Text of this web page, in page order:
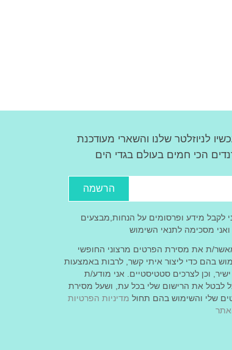
לניוזלטר שלנו והשארי מעודכנת
הכי חמים בעולם בגדי הים
הרשמה
לקבל מידע ופרסומים על הנחות,מבצעים
ואני מסכימה לתנאי השימוש
ת את מסירת הפרטים מרצוני החופשי
בהם כדי ליצור איתי קשר, לרבות באמצעות
ישיר, וכן לצרכים סטטיסטיים. אני מודע/ת
לבטל את הרישום שלי בכל עת, ושעל מסירת
שלי והשימוש בהם תחול מדיניות הפרטיות